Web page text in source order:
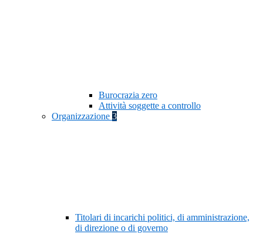
Burocrazia zero
Attività soggette a controllo
Organizzazione 3
Titolari di incarichi politici, di amministrazione,
di direzione o di governo